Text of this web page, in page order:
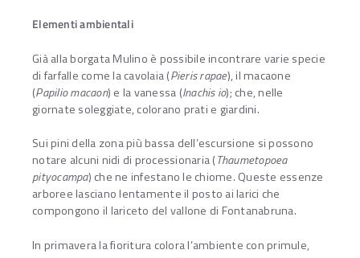
Elementi ambientali
Già alla borgata Mulino è possibile incontrare varie specie
di farfalle come la cavolaia (Pieris rapae), il macaone
(Papilio macaon) e la vanessa (Inachis io); che, nelle
giornate soleggiate, colorano prati e giardini.
Sui pini della zona più bassa dell’escursione si possono
notare alcuni nidi di processionaria (Thaumetopoea
pityocampa) che ne infestano le chiome. Queste essenze
arboree lasciano lentamente il posto ai larici che
compongono il lariceto del vallone di Fontanabruna.
In primavera la fioritura colora l’ambiente con primule,